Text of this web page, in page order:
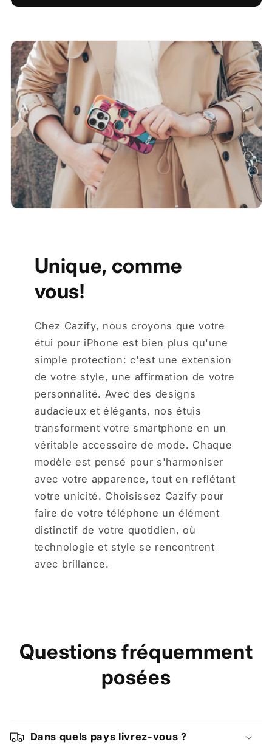
Unique, comme
vous!
Chez Cazify, nous croyons que votre
étui pour iPhone est bien plus qu'une
simple protection: c'est une extension
de votre style, une affirmation de votre
personnalité. Avec des designs
audacieux et élégants, nos étuis
transforment votre smartphone en un
véritable accessoire de mode. Chaque
modèle est pensé pour s'harmoniser
avec votre apparence, tout en reflétant
votre unicité. Choisissez Cazify pour
faire de votre téléphone un élément
distinctif de votre quotidien, où
technologie et style se rencontrent
avec brillance.
Questions fréquemment
posées
Dans quels pays livrez-vous ?